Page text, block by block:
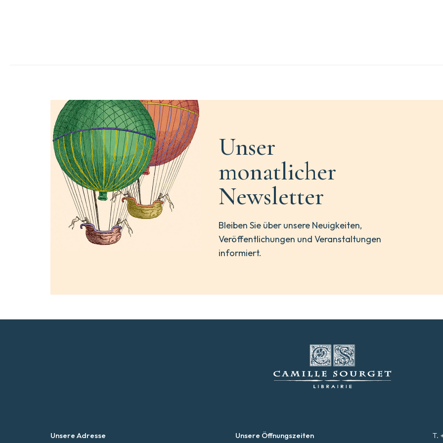
Unser
monatlicher
Newsletter
Bleiben Sie über unsere Neuigkeiten,
Veröffentlichungen und Veranstaltungen
informiert.
Unsere Adresse
Unsere Öffnungszeiten
T.